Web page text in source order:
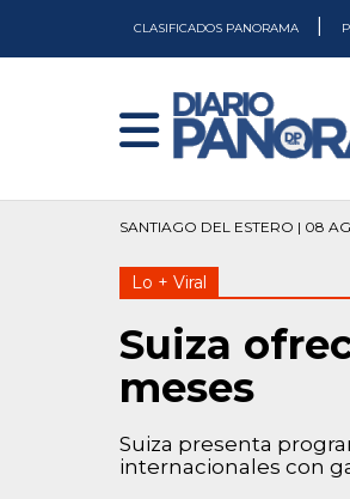
CLASIFICADOS PANORAMA
SANTIAGO DEL ESTERO | 08
Lo + Viral
Suiza
meses
Suiza presenta
internacionales con